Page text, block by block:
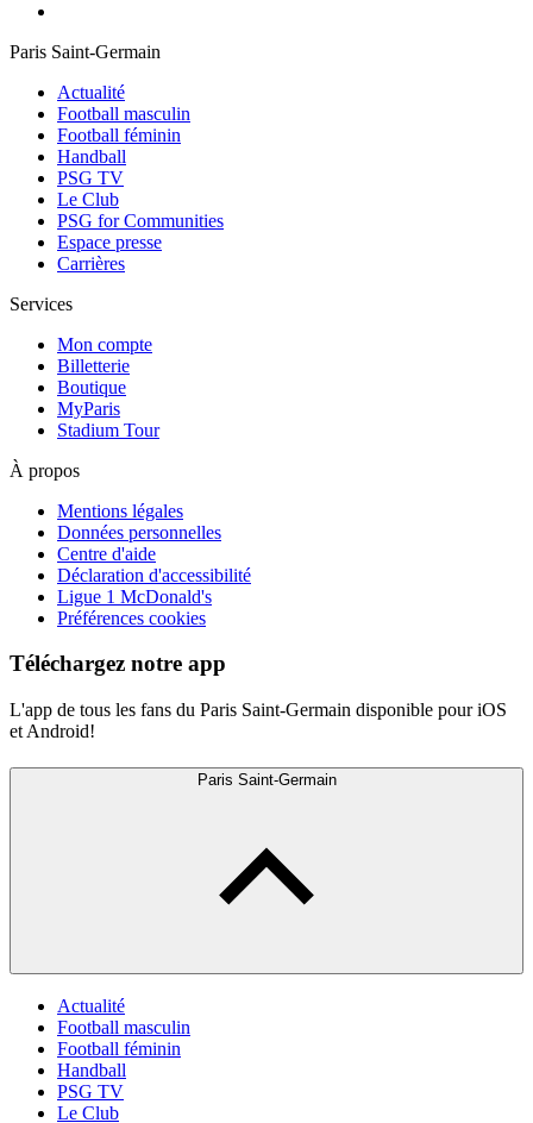
Paris Saint-Germain
Actualité
Football masculin
Football féminin
Handball
PSG TV
Le Club
PSG for Communities
Espace presse
Carrières
Services
Mon compte
Billetterie
Boutique
MyParis
Stadium Tour
À propos
Mentions légales
Données personnelles
Centre d'aide
Déclaration d'accessibilité
Ligue 1 McDonald's
Préférences cookies
Téléchargez notre app
L'app de tous les fans du Paris Saint-Germain disponible pour iOS
et Android!
Paris Saint-Germain
Actualité
Football masculin
Football féminin
Handball
PSG TV
Le Club